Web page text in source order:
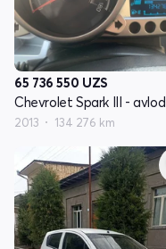
65 736 550 UZS
Chevrolet Spark III - avlod
2013 134 276 km